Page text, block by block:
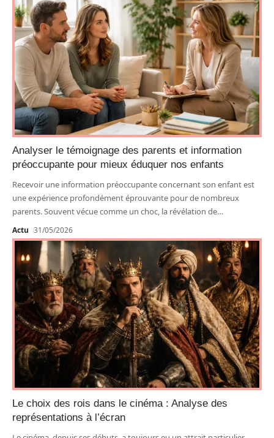
Analyser le témoignage des parents et information
préoccupante pour mieux éduquer nos enfants
Recevoir une information préoccupante concernant son enfant est
une expérience profondément éprouvante pour de nombreux
parents. Souvent vécue comme un choc, la révélation de…
Actu 31/05/2026
Le choix des rois dans le cinéma : Analyse des
représentations à l’écran